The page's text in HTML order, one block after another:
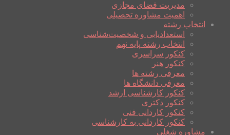
مدیریت فضای مجازی
اهمیت مشاوره تحصیلی
انتخاب رشته
استعدادیابی و شخصیت‌شناسی
انتخاب رشته پایه نهم
کنکور سراسری
کنکور هنر
معرفی رشته ها
معرفی دانشگاه ها
کنکور کارشناسی ارشد
کنکور دکتری
کنکور کاردانی فنی
کنکور کاردانی به کارشناسی
مشاوره شغلی